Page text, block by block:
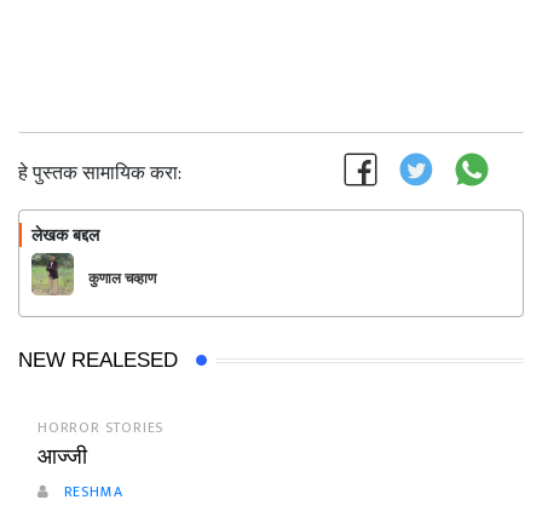
हे पुस्तक सामायिक करा:
लेखक बद्दल
कुणाल चव्हाण
NEW REALESED
HORROR STORIES
आज्जी
RESHMA